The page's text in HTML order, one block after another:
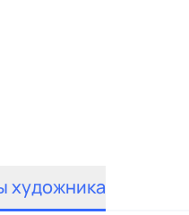
художника